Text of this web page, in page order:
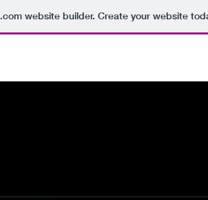
.comwebsite builder. Create your website